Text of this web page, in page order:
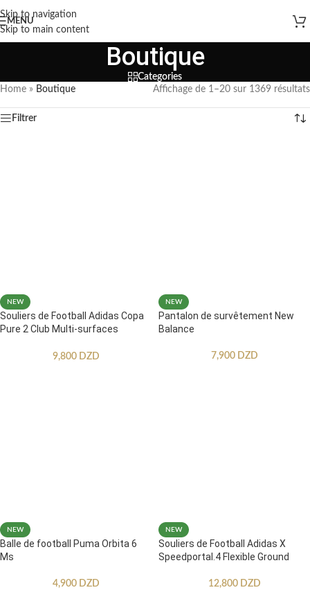
Skip to navigation
Skip to main content
MENU
Boutique
Categories
Home » Boutique Affichage de 1–20 sur 1369 résultats
Filtrer
NEW
Souliers de Football Adidas Copa
Pure 2 Club Multi-surfaces
9,800 DZD
NEW
Pantalon de survêtement New
Balance
7,900 DZD
NEW
Balle de football Puma Orbita 6
Ms
4,900 DZD
NEW
Souliers de Football Adidas X
Speedportal.4 Flexible Ground
12,800 DZD